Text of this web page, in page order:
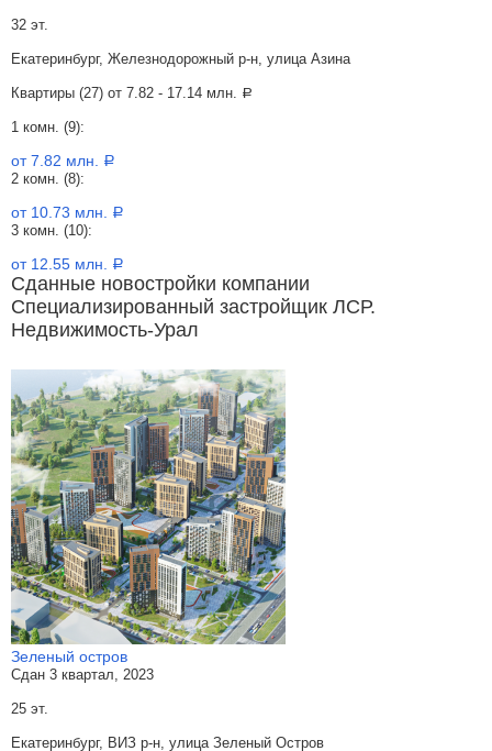
32 эт.
Екатеринбург, Железнодорожный р-н, улица Азина
Квартиры (27) от 7.82 - 17.14 млн. a
1 комн. (9):
от 7.82 млн. a
2 комн. (8):
от 10.73 млн. a
3 комн. (10):
от 12.55 млн. a
Сданные новостройки компании
Специализированный застройщик ЛСР.
Недвижимость-Урал
Зеленый остров
Сдан 3 квартал, 2023
25 эт.
Екатеринбург, ВИЗ р-н, улица Зеленый Остров